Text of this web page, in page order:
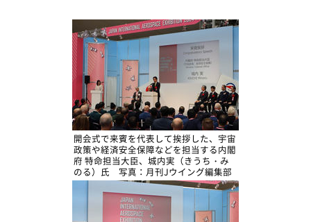
開会式で来賓を代表して挨拶した、宇宙
政策や経済安全保障などを担当する内閣
府 特命担当大臣、城内実（きうち・み
のる）氏 写真：月刊Jウイング編集部